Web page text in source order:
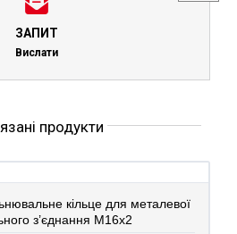
ЗАПИТ
Вислати
продукти
кільце для металевої
з’єднання M16x2